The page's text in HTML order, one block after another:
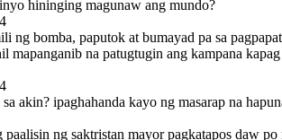
hininging magunaw ang mundo?
ng bomba, paputok at bumayad pa sa
mapanganib na patugtugin ang kampana
sa akin? ipaghahanda kayo ng masarap na
ng saktristan mayor pagkatapos daw po